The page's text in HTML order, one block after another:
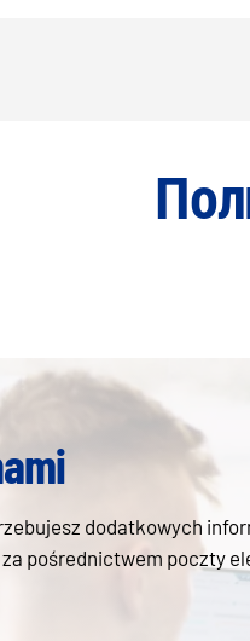
dodatkowych
pośrednictwem poczty